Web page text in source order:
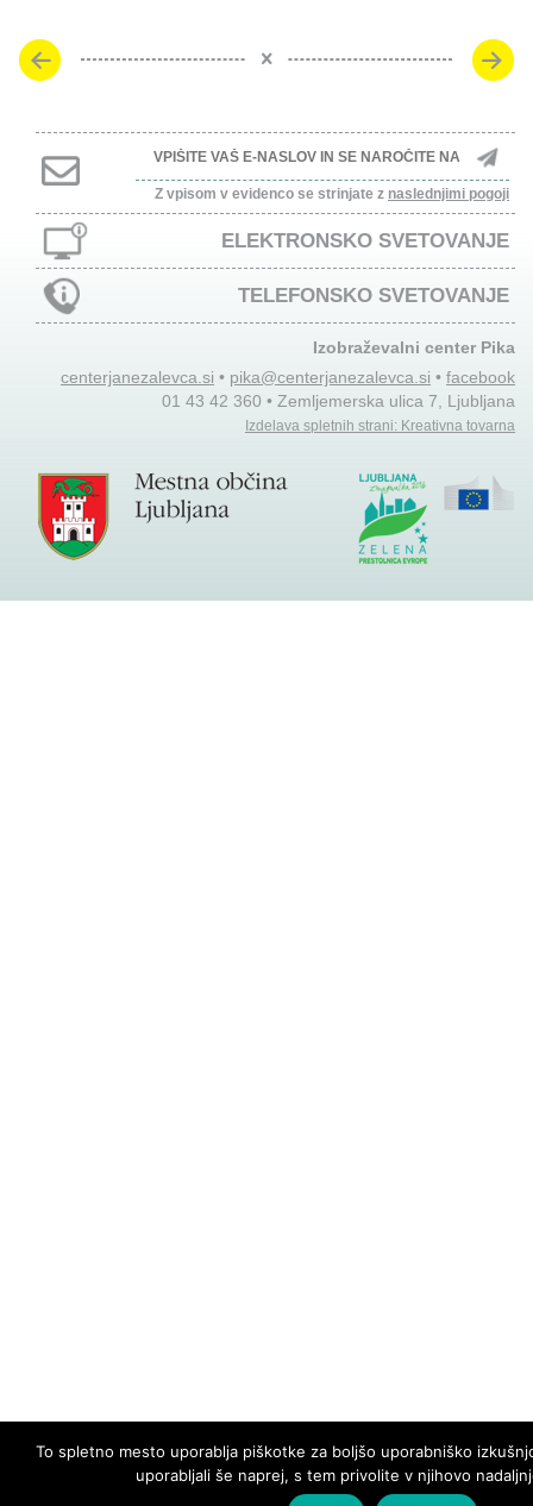
Z vpisom v evidenco se strinjate z naslednjimi pogoji
ELEKTRONSKO SVETOVANJE
TELEFONSKO SVETOVANJE
Izobraževalni center Pika
centerjanezalevca.si • pika@centerjanezalevca.si • facebook
01 43 42 360 • Zemljemerska ulica 7, Ljubljana
Izdelava spletnih strani: Kreativna tovarna
To spletno mesto uporablja piškotke za boljšo uporabniško
uporabljali še naprej, s tem privolite v njihovo